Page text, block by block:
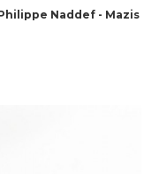
Naddef - Mazis